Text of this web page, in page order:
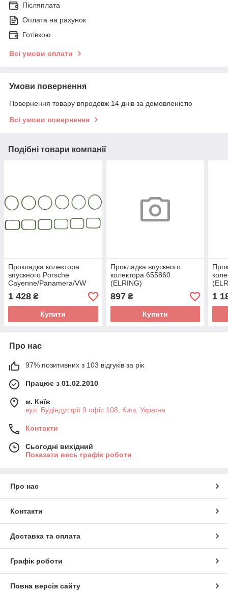
Післяплата
Оплата на рахунок
Готівкою
Всі умови оплати
Умови повернення
Повернення товару впродовж 14 днів за домовленістю
Всі умови повернення
Подібні товари компанії
Прокладка колектора
впускного Porsche
Cayenne/Panamera/VW
Touareg/Audi Q5/Q7 07- (к-
кт) 427.130 (ELRING)
1 428 ₴
Купити
Прокладка впускного
колектора 655860
(ELRING)
897₴
Купити
1
Про нас
97% позитивних з 103 відгуків за рік
Працює з 01.02.2010
м. Київ
вул. Будіндустрії 9 офіс 108, Київ, Україна
Контакти
Сьогодні вихідний
Показати весь графік роботи
Про нас
Контакти
Доставка та оплата
Графік роботи
Повна версія сайту